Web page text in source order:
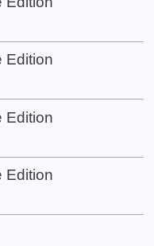
Edition
Edition
Edition